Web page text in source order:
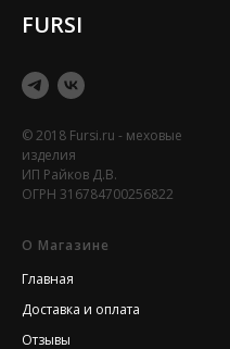
FURSI
© 2018 Fursi.ru - меховые
изделия
ИП Райков Д.В.
ОГРН 316784700256822
О Магазине
Главная
Доставка и оплата
Отзывы